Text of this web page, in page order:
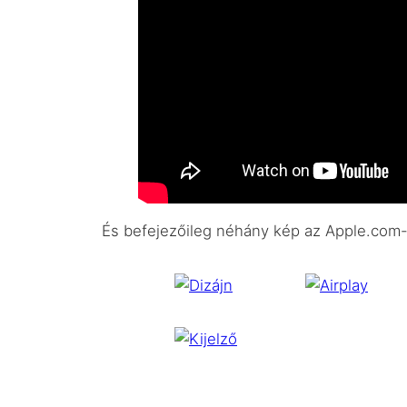
És befejezőileg néhány kép az